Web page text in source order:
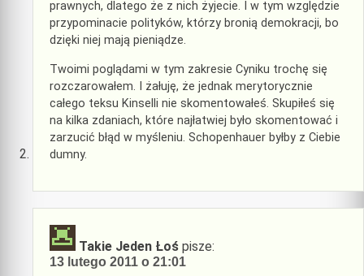
prawnych, dlatego że z nich żyjecie. I w tym względzie
przypominacie polityków, którzy bronią demokracji, bo
dzięki niej mają pieniądze.
Twoimi poglądami w tym zakresie Cyniku trochę się
rozczarowałem. I żałuję, że jednak merytorycznie
całego teksu Kinselli nie skomentowałeś. Skupiłeś się
na kilka zdaniach, które najłatwiej było skomentować i
zarzucić błąd w myśleniu. Schopenhauer byłby z Ciebie
dumny.
Takie Jeden Łoś pisze:
13 lutego 2011 o 21:01